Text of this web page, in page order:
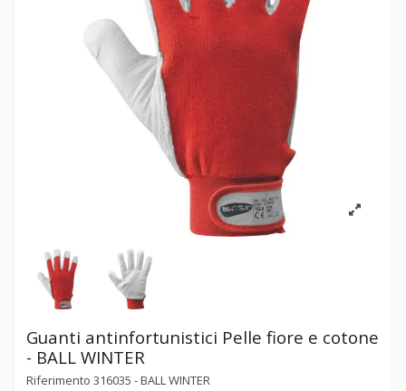
Guanti antinfortunistici Pelle fiore e cotone
- BALL WINTER
Riferimento 316035 - BALL WINTER